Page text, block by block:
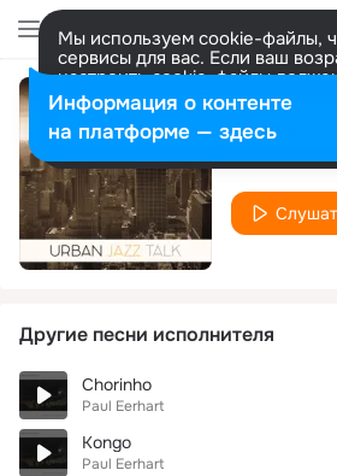
Мы используем cookie-файлы,
сервисы для вас. Если ваш
настроить cookie-файлы
представитель. Больше
Разрешить все Настроить
Time
Paul Eerhart
Другие песни исполнителя
Chorinho
Paul Eerhart
Kongo
Paul Eerhart
Информация о контенте
на платформе — здесь